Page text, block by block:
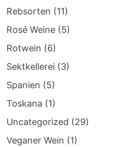
Rebsorten (11)
Rosé Weine(5)
Rotwein (6)
Sektkellerei (3)
Spanien (5)
Toskana (1)
Uncategorized (29)
Veganer Wein (1)